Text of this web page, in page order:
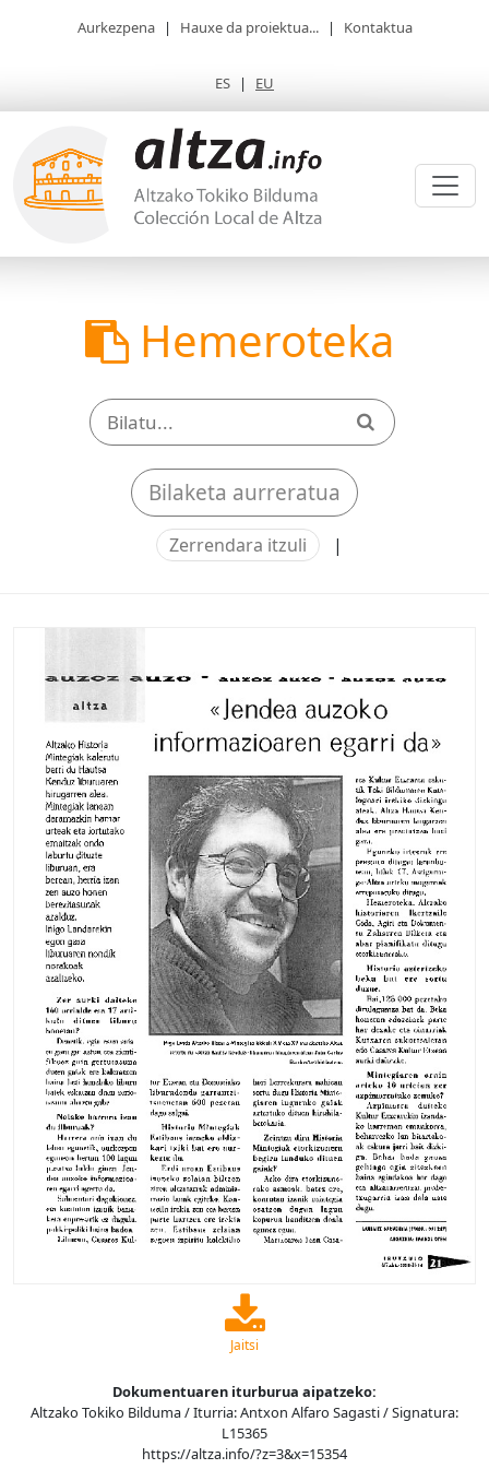
Aurkezpena | Hauxe da proiektua... | Kontaktua
ES | EU
Hemeroteka
Bilaketa aurreratua
Zerrendara itzuli |
Jaitsi
Dokumentuaren iturburua aipatzeko:
Altzako Tokiko Bilduma / Iturria: Antxon Alfaro Sagasti / Signatura:
L15365
https://altza.info/?z=3&x=15354